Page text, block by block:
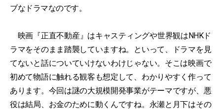
ブなドラマなのです。
映画『正直不動産』はキャスティングや世界観はNHKド
ラマをそのまま踏襲していますね。といって、ドラマを見
てないと話についていけないわけじゃない。そこは映画で
初めて物語に触れる観客も想定して、わかりやすく作って
あります。今回は謎の大規模開発事業がテーマですが、悪
役は結局、お金のために動くんですね。永瀬と月下はその